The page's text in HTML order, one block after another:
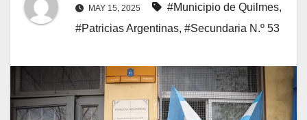
MAY 15, 2025 #Municipio de Quilmes,
#Patricias Argentinas, #Secundaria N.º 53